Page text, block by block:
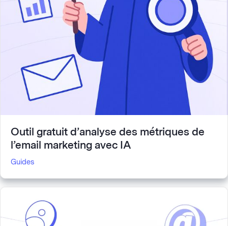
Outil gratuit d’analyse des métriques de
l’email marketing avec IA
Guides